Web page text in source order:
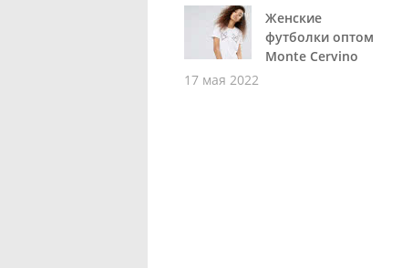
Женские
футболки оптом
Monte Cervino
17 мая 2022